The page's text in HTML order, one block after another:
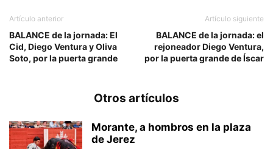
Artículo anterior
BALANCE de la jornada: El
Cid, Diego Ventura y Oliva
Soto, por la puerta grande
Artículo siguiente
BALANCE de la jornada: el
rejoneador Diego Ventura,
por la puerta grande de Íscar
Otros artículos
Morante, a hombros en la plaza
de Jerez